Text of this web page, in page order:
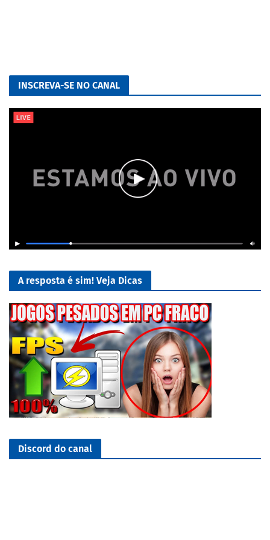
INSCREVA-SE NO CANAL
A resposta é sim! Veja Dicas
Discord do canal